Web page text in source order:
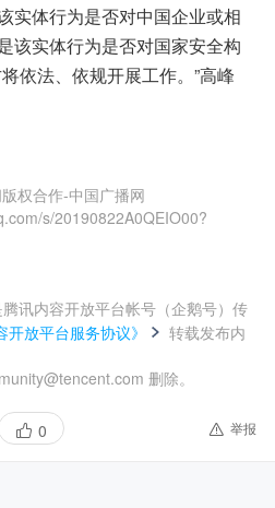
实体行为是否对中国企业或相
该实体行为是否对国家安全构
依法、依规开展工作。”高峰
权合作-中国广播网
s/20190822A0QEIO00?
讯内容开放平台帐号（企鹅号）传
开放平台服务协议》
转载发布内
删除。
0 举报